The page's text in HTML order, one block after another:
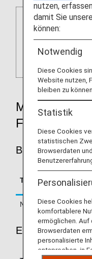
MILEAGE
FARE TYPE
BUSINESS
Type
Normal Fares J, D
ECONOMY
nutzen,
damit Sie
können:
Notwendig
Diese Cookies
Website nutzen,
bleiben zu können.
Statistik
Diese Cookies
statistischen
Browserdaten
Diese Cookies
komfortablere
ermöglichen. Auf
Browserdaten
personalisierte
entsprechen, in